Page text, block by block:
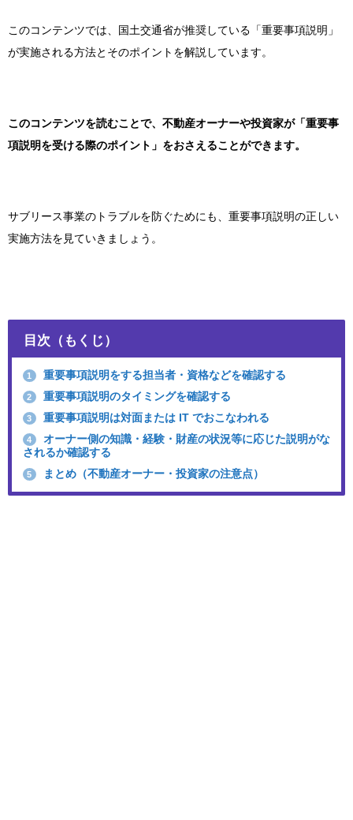
このコンテンツでは、国土交通省が推奨している「重要事項説明」
が実施される方法とそのポイントを解説しています。
このコンテンツを読むことで、不動産オーナーや投資家が「重要事
項説明を受ける際のポイント」をおさえることができます。
サブリース事業のトラブルを防ぐためにも、重要事項説明の正しい
実施方法を見ていきましょう。
目次（もくじ）
1 重要事項説明をする担当者・資格などを確認する
2 重要事項説明のタイミングを確認する
3 重要事項説明は対面または IT でおこなわれる
4
オーナー側の知識・経験・財産の状況等に応じた説明がな
されるか確認する
5 まとめ（不動産オーナー・投資家の注意点）